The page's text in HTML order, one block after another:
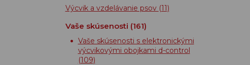
Výcvik a vzdelávanie psov (11)
Vaše skúsenosti (161)
Vaše skúsenosti s elektronickými
výcvikovými obojkami d-control
(109)